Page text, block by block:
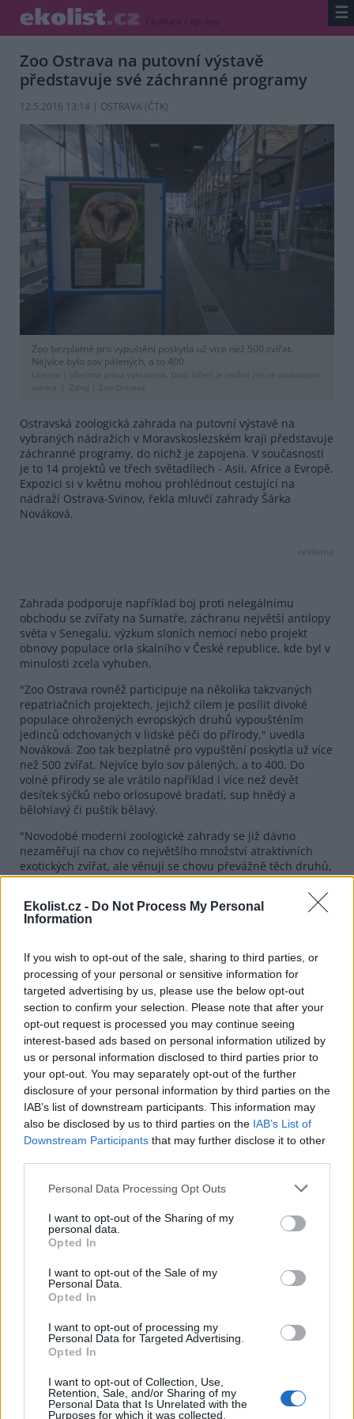
Ekolist.cz - Do Not Process My Personal
Information
If you wish to opt-out of the sale, sharing to third parties, or
processing of your personal or sensitive information for
targeted advertising by us, please use the below opt-out
section to confirm your selection. Please note that after your
opt-out request is processed you may continue seeing
interest-based ads based on personal information utilized by
us or personal information disclosed to third parties prior to
your opt-out. You may separately opt-out of the further
disclosure of your personal information by third parties on the
IAB’s list of downstream participants. This information may
also be disclosed by us to third parties on the IAB’s List of
Downstream Participants that may further disclose it to other
Personal Data Processing Opt Outs
I want to opt-out of the Sharing of my
personal data.
Opted In
I want to opt-out of the Sale of my
Personal Data.
Opted In
I want to opt-out of processing my
Personal Data for Targeted Advertising.
Opted In
I want to opt-out of Collection, Use,
Retention, Sale, and/or Sharing of my
Personal Data that Is Unrelated with the
Purposes for which it was collected.
/ kultura / zprávy ☰
Zoo Ostrava na putovní výstavě
představuje své záchranné programy
12.5.2016 13:14 | OSTRAVA (ČTK)
Zoo bezplatně pro vypuštění poskytla už více než 500 zvířat.
Nejvíce bylo sov pálených, a to 400
Licence |
Všechna práva vyhrazena. Další šíření je možné jen se souhlasem
autora
Zdroj | Zoo Ostrava
Ostravská zoologická zahrada na putovní výstavě na
vybraných nádražích v Moravskoslezském kraji představuje
záchranné programy, do nichž je zapojena. V současnosti
je to 14 projektů ve třech světadílech - Asii, Africe a Evropě.
Expozici si v květnu mohou prohlédnout cestující na
nádraží Ostrava-Svinov, řekla mluvčí zahrady Šárka
Nováková.
reklama
Zahrada podporuje například boj proti nelegálnímu
obchodu se zvířaty na Sumatře, záchranu největší antilopy
světa v Senegalu, výzkum sloních nemocí nebo projekt
obnovy populace orla skalního v České republice, kde byl v
minulosti zcela vyhuben.
"Zoo Ostrava rovněž participuje na několika takzvaných
repatriačních projektech, jejichž cílem je posílit divoké
populace ohrožených evropských druhů vypouštěním
jedinců odchovaných v lidské péči do přírody," uvedla
Nováková. Zoo tak bezplatně pro vypuštění poskytla už více
než 500 zvířat. Nejvíce bylo sov pálených, a to 400. Do
volné přírody se ale vrátilo například i více než devět
desítek sýčků nebo orlosupové bradatí, sup hnědý a
bělohlavý či puštík bělavý.
"Novodobé moderní zoologické zahrady se již dávno
nezaměřují na chov co největšího množství atraktivních
exotických zvířat, ale věnují se chovu převážně těch druhů,
které patří v přírodě k ohroženým, případně z ní byly již
zcela vyhubeny," podotkla mluvčí. Připomněla, že zoo tím
pomáhají udržet záložní populaci zvířat tak, aby zcela
nevymizela z planety.
Výstavu přibližující účast ostravské zoo v záchranných
programech budou zájemci moci vidět v červnu na nádraží
v Bohumíně, v červenci pak na východním nádraží v Opavě
a v srpnu na ostravském hlavním nádraží. Všechny
záchranné projekty podporují i návštěvníci Zoo Ostrava,
protože od letošního ledna je na ochranu přírody z
každého vstupu věnována jedna koruna. Ostravskou zoo
loni navštívilo 490 145 návštěvníků.
reklama